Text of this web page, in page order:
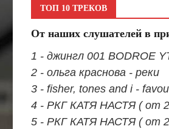
ТОП 10 ТРЕКОВ
От наших слушателей в
1 - джингл 001 BODROE
2 - ольга краснова - реки
3 - fisher, tones and i -
4 - РКГ КАТЯ НАСТЯ ( от
5 - РКГ КАТЯ НАСТЯ ( от